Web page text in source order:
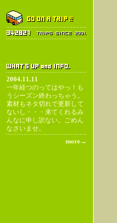
2004.11.11
一年経つのってはやっ！も
うシーズン終わっちゃう。
素材もネタ切れで更新して
ないし・・・来てくれるみ
んなに申し訳ない。ごめん
なさいませ。
more→